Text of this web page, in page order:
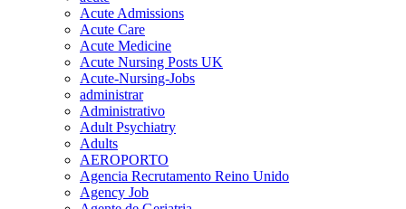
Acute Admissions
Acute Care
Acute Medicine
Acute Nursing Posts UK
Acute-Nursing-Jobs
administrar
Administrativo
Adult Psychiatry
Adults
AEROPORTO
Agencia Recrutamento Reino Unido
Agency Job